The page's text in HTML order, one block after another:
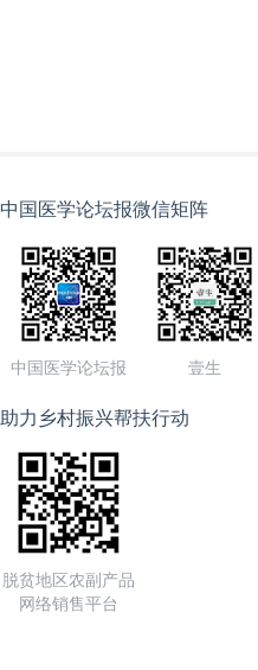
中国医学论坛报微信矩阵
中国医学论坛报 壹生
助力乡村振兴帮扶行动
脱贫地区农副产品
网络销售平台